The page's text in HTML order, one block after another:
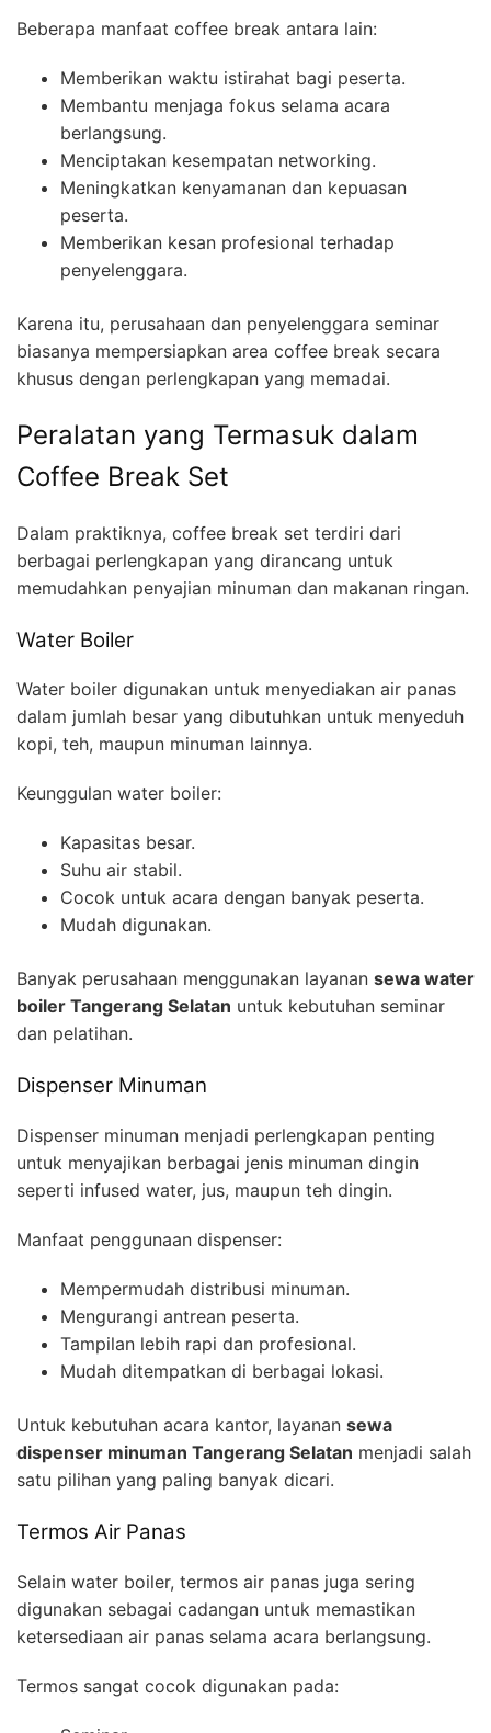
Beberapa manfaat coffee break antara lain:
Memberikan waktu istirahat bagi peserta.
Membantu menjaga fokus selama acara
berlangsung.
Menciptakan kesempatan networking.
Meningkatkan kenyamanan dan kepuasan
peserta.
Memberikan kesan profesional terhadap
penyelenggara.
Karena itu, perusahaan dan penyelenggara seminar
biasanya mempersiapkan area coffee break secara
khusus dengan perlengkapan yang memadai.
Peralatan yang Termasuk dalam
Coffee Break Set
Dalam praktiknya, coffee break set terdiri dari
berbagai perlengkapan yang dirancang untuk
memudahkan penyajian minuman dan makanan ringan.
Water Boiler
Water boiler digunakan untuk menyediakan air panas
dalam jumlah besar yang dibutuhkan untuk menyeduh
kopi, teh, maupun minuman lainnya.
Keunggulan water boiler:
Kapasitas besar.
Suhu air stabil.
Cocok untuk acara dengan banyak peserta.
Mudah digunakan.
Banyak perusahaan menggunakan layanan sewa water
boiler Tangerang Selatan untuk kebutuhan seminar
dan pelatihan.
Dispenser Minuman
Dispenser minuman menjadi perlengkapan penting
untuk menyajikan berbagai jenis minuman dingin
seperti infused water, jus, maupun teh dingin.
Manfaat penggunaan dispenser:
Mempermudah distribusi minuman.
Mengurangi antrean peserta.
Tampilan lebih rapi dan profesional.
Mudah ditempatkan di berbagai lokasi.
Untuk kebutuhan acara kantor, layanan sewa
dispenser minuman Tangerang Selatan menjadi salah
satu pilihan yang paling banyak dicari.
Termos Air Panas
Selain water boiler, termos air panas juga sering
digunakan sebagai cadangan untuk memastikan
ketersediaan air panas selama acara berlangsung.
Termos sangat cocok digunakan pada: